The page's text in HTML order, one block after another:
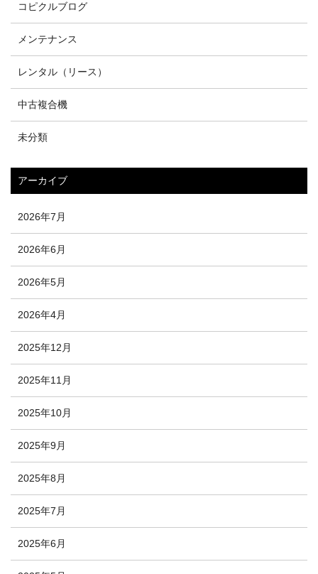
コピクルブログ
メンテナンス
レンタル（リース）
中古複合機
未分類
アーカイブ
2026年7月
2026年6月
2026年5月
2026年4月
2025年12月
2025年11月
2025年10月
2025年9月
2025年8月
2025年7月
2025年6月